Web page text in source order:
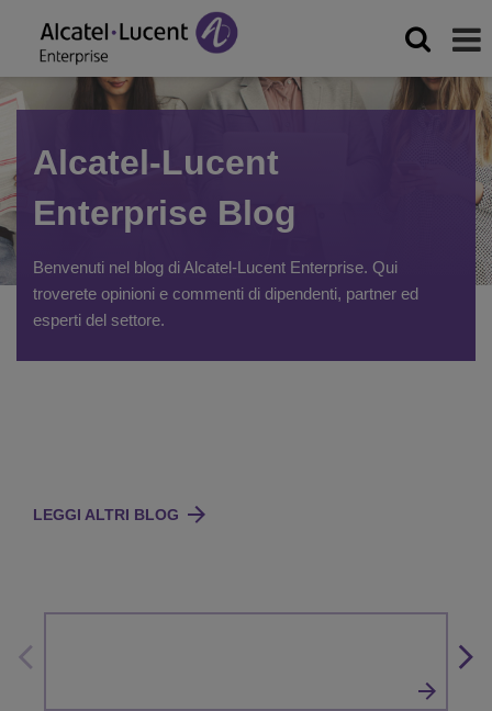
Alcatel-Lucent
Enterprise Blog
Benvenuti nel blog di Alcatel-Lucent Enterprise. Qui
troverete opinioni e commenti di dipendenti, partner ed
esperti del settore.
LEGGI ALTRI BLOG